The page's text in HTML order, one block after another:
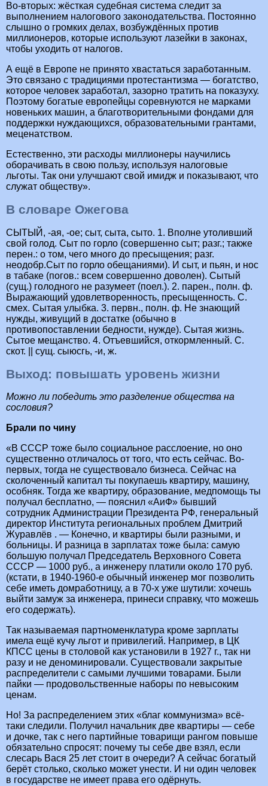
Во-вторых: жёсткая судебная система следит за
выполнением налогового законодательства. Постоянно
слышно о громких делах, возбуждённых против
миллионеров, которые используют лазейки в законах,
чтобы уходить от налогов.
А ещё в Европе не принято хвастаться заработанным.
Это связано с традициями протестантизма — богатство,
которое человек заработал, зазорно тратить на показуху.
Поэтому богатые европейцы соревнуются не марками
новеньких машин, а благотворительными фондами для
поддержки нуждающихся, образовательными грантами,
меценатством.
Естественно, эти расходы миллионеры научились
оборачивать в свою пользу, используя налоговые
льготы. Так они улучшают свой имидж и показывают, что
служат обществу».
В словаре Ожегова
СЫТЫЙ, -ая, -ое; сыт, сыта, сыто. 1. Вполне утоливший
свой голод. Сыт по горло (совершенно сыт; разг.; также
перен.: о том, чего много до пресыщения; разг.
неодобр.Сыт по горло обещаниями). И сыт, и пьян, и нос
в табаке (погов.: всем совершенно доволен). Сытый
(сущ.) голодного не разумеет (поел.). 2. парен., полн. ф.
Выражающий удовлетворенность, пресыщенность. С.
смех. Сытая улыбка. 3. первн., полн. ф. Не знающий
нужды, живущий в достатке (обычно в
противопоставлении бедности, нужде). Сытая жизнь.
Сытое мещанство. 4. Отъевшийся, откормленный. С.
скот. || сущ. сыюсгь, -и, ж.
Выход: повышать уровень жизни
Можно ли победить это разделение общества на
сословия?
Брали по чину
«В СССР тоже было социальное расслоение, но оно
существенно отличалось от того, что есть сейчас. Во-
первых, тогда не существовало бизнеса. Сейчас на
сколоченный капитал ты покупаешь квартиру, машину,
особняк. Тогда же квартиру, образование, медпомощь ты
получал бесплатно, — пояснил «АиФ» бывший
сотрудник Администрации Президента РФ, генеральный
директор Института региональных проблем Дмитрий
Журавлёв . — Конечно, и квартиры были разными, и
больницы. И разница в зарплатах тоже была: самую
большую получал Председатель Верховного Совета
СССР — 1000 руб., а инженеру платили около 170 руб.
(кстати, в 1940-1960-е обычный инженер мог позволить
себе иметь домработницу, а в 70-х уже шутили: хочешь
выйти замуж за инженера, принеси справку, что можешь
его содержать).
Так называемая партноменклатура кроме зарплаты
имела ещё кучу льгот и привилегий. Например, в ЦК
КПСС цены в столовой как установили в 1927 г., так ни
разу и не деноминировали. Существовали закрытые
распределители с самыми лучшими товарами. Были
пайки — продовольственные наборы по невысоким
ценам.
Но! За распределением этих «благ коммунизма» всё-
таки следили. Получил начальник две квартиры — себе
и дочке, так с него партийные товарищи рангом повыше
обязательно спросят: почему ты себе две взял, если
слесарь Вася 25 лет стоит в очереди? А сейчас богатый
берёт столько, сколько может унести. И ни один человек
в государстве не имеет права его одёрнуть.